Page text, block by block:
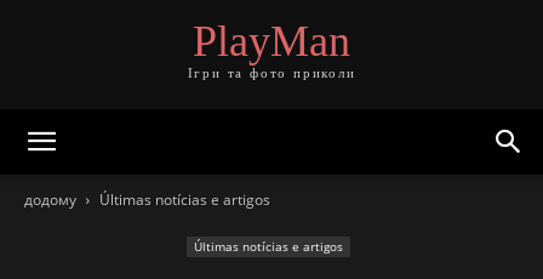
PlayMan
Ігри та фото приколи
додому Últimas notícias e artigos
Últimas notícias e artigos